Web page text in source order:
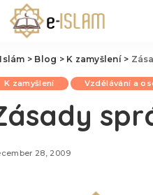
> Blog > K zamyšlení>
K zamyšlení Vzdělávání a
28, 2009